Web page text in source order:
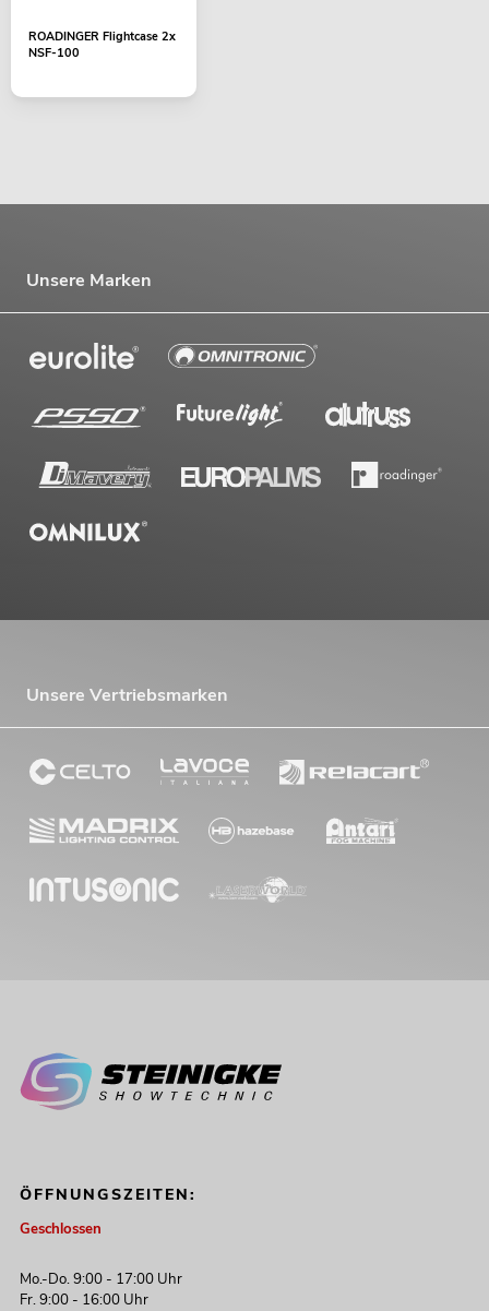
ROADINGER Flightcase 2x
NSF-100
Unsere Marken
Unsere Vertriebsmarken
ÖFFNUNGSZEITEN:
Geschlossen
Mo.-Do. 9:00 - 17:00 Uhr
Fr. 9:00 - 16:00 Uhr